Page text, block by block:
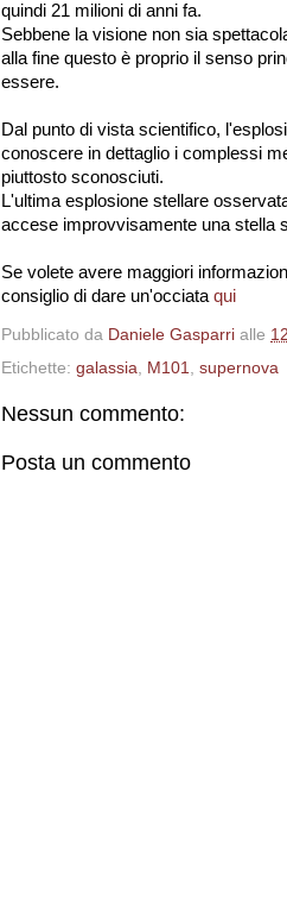
quindi 21 milioni di anni fa.
Sebbene la visione non sia
alla fine questo è proprio il senso
essere.
Dal punto di vista scientifico,
conoscere in dettaglio i complessi
piuttosto sconosciuti.
L'ultima esplosione stellare
accese improvvisamente una stella
Se volete avere maggiori
consiglio di dare un'occiata qui
Pubblicato da Daniele Gasparri alle
Etichette: galassia M101 supernova
Nessun commento:
Posta un commento